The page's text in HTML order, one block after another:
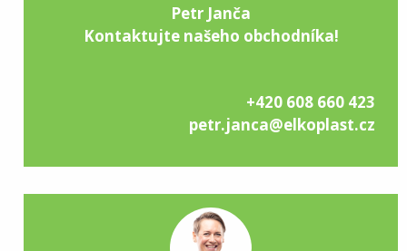
Petr Janča
Kontaktujte našeho obchodníka!
+420 608 660 423
petr.janca@elkoplast.cz